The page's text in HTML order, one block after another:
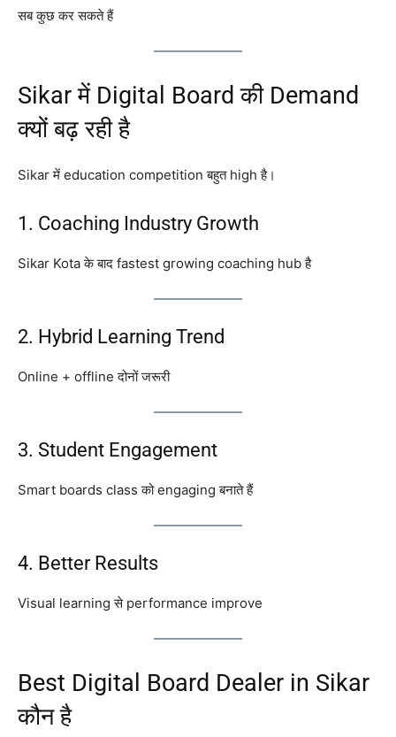
सब कुछ कर सकते हैं
Sikar में Digital Board की Demand
क्यों बढ़ रही है
Sikar में education competition बहुत high है।
1. Coaching Industry Growth
Sikar Kota के बाद fastest growing coaching hub है
2. Hybrid Learning Trend
Online + offline दोनों जरूरी
3. Student Engagement
Smart boards class को engaging बनाते हैं
4. Better Results
Visual learning से performance improve
Best Digital Board Dealer in Sikar
कौन है